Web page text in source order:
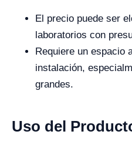
El precio puede ser
laboratorios con
Requiere un espacio
instalación,
grandes.
Uso del